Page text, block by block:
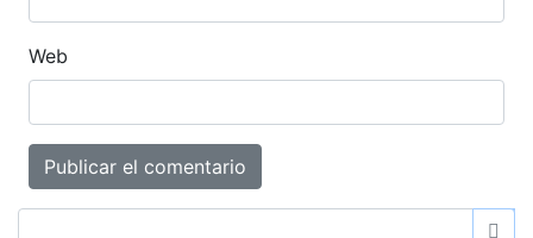
Web